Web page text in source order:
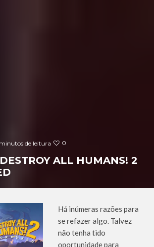
de leitura 0
ALL HUMANS! 2
Há inúmeras razões para
se refazer algo. Talvez
não tenha tido
oportunidade para